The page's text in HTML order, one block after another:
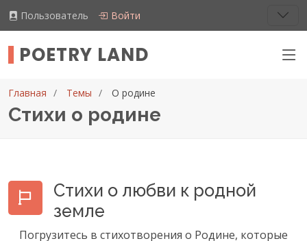
Пользователь Войти
POETRY LAND
Главная Темы О родине
Стихи о родине
Стихи о любви к родной
земле
Погрузитесь в стихотворения о Родине, которые